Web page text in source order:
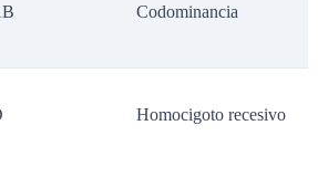
Codominancia
Homocigoto recesivo